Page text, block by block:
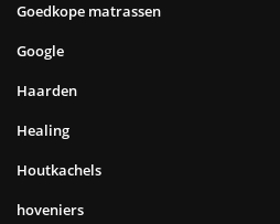
Goedkope matrassen
Google
Haarden
Healing
Houtkachels
hoveniers